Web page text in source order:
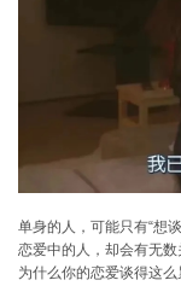
单身的人，可能只有“想
恋爱中的人，却会有无数
为什么你的恋爱谈得这么